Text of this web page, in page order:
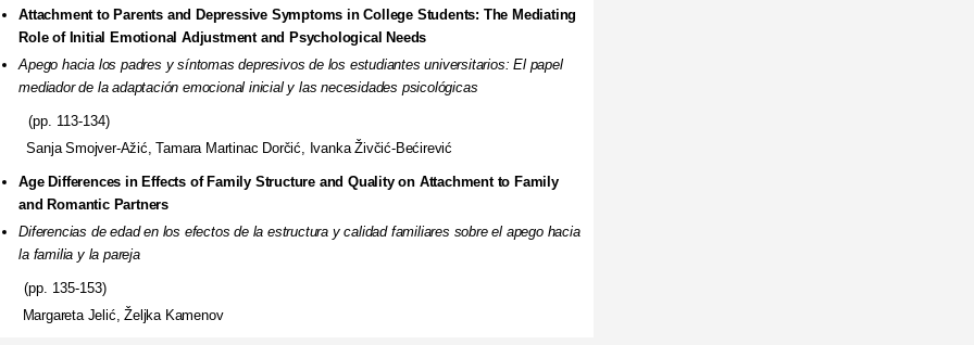
Attachment to Parents and Depressive Symptoms in College Students: The Mediating
Role of Initial Emotional Adjustment and PsychologicalNeeds
Apego hacia los padres y síntomas depresivos de los estudiantesuniversitarios: El papel
mediador de la adaptación emocional inicial y las necesidades psicológicas
(pp. 113-134)
Sanja Smojver-Ažić, Tamara Martinac Dorčić, Ivanka Živčić-Bećirević
Age Differences in Effects of Family Structure and Quality on Attachment to Family
and Romantic Partners
Diferencias de edad en los efectos de la estructura y calidad familiares sobre el apego hacia
la familia y la pareja
(pp. 135-153)
Margareta Jelić, Željka Kamenov